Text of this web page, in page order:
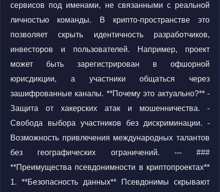
сервисов под именами, не связанными с реальной
личностью команды. В крипто-пространстве это
позволяет скрыть идентичность разработчиков,
инвесторов и пользователей. Например, проект
может быть зарегистрирован в офшорной
юрисдикции, а участники общаться через
зашифрованные каналы. **Почему это актуально?** -
Защита от хакерских атак и мошенничества. -
Свобода выбора участников без дискриминации. -
Возможность привлечения международных талантов
без географических ограничений. --- ###
**Преимущества псевдонимности в криптопроектах**
1. **Безопасность данных** Псевдонимы скрывают